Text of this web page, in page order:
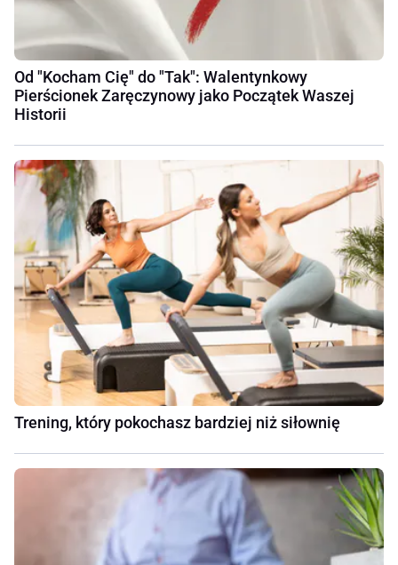
Od "Kocham Cię" do "Tak": Walentynkowy
Pierścionek Zaręczynowy jako Początek Waszej
Historii
Trening, który pokochasz bardziej niż siłownię